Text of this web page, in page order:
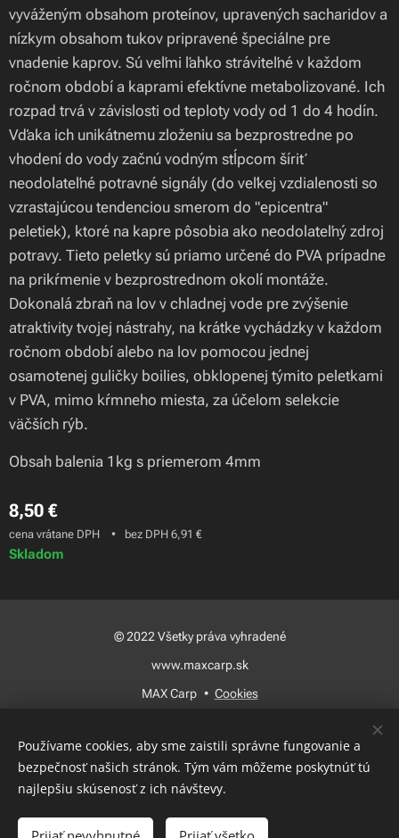
vyváženým obsahom proteínov, upravených sacharidov a
nízkym obsahom tukov pripravené špeciálne pre
vnadenie kaprov. Sú veľmi ľahko stráviteľné v každom
ročnom období a kaprami efektívne metabolizované. Ich
rozpad trvá v závislosti od teploty vody od 1 do 4 hodín.
Vďaka ich unikátnemu zloženiu sa bezprostredne po
vhodení do vody začnú vodným stĺpcom šíriť
neodolateľné potravné signály (do veľkej vzdialenosti so
vzrastajúcou tendenciou smerom do "epicentra"
peletiek), ktoré na kapre pôsobia ako neodolateľný zdroj
potravy. Tieto peletky sú priamo určené do PVA prípadne
na prikŕmenie v bezprostrednom okolí montáže.
Dokonalá zbraň na lov v chladnej vode pre zvýšenie
atraktivity tvojej nástrahy, na krátke vychádzky v každom
ročnom období alebo na lov pomocou jednej
osamotenej guličky boilies, obklopenej týmito peletkami
v PVA, mimo kŕmneho miesta, za účelom selekcie
väčších rýb.
Obsah balenia 1kg s priemerom 4mm
8,50 €
cena vrátane DPH bez DPH 6,91 €
Skladom
Do košíka
© 2022 Všetky práva vyhradené
www.maxcarp.sk
MAX Carp
Cookies
Slovenčina
Magyar
Používame cookies, aby sme zaistili správne fungovanie a
bezpečnosť našich stránok. Tým vám môžeme poskytnúť tú
najlepšiu skúsenosť z ich návštevy.